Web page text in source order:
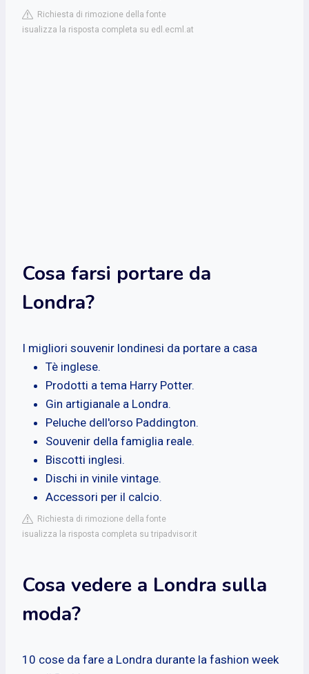
Richiesta di rimozione della fonte
isualizza la risposta completa su edl.ecml.at
Cosa farsi portare da
Londra?
I migliori souvenir londinesi da portare a casa
Tè inglese.
Prodotti a tema Harry Potter.
Gin artigianale a Londra.
Peluche dell'orso Paddington.
Souvenir della famiglia reale.
Biscotti inglesi.
Dischi in vinile vintage.
Accessori per il calcio.
Richiesta di rimozione della fonte
isualizza la risposta completa su tripadvisor.it
Cosa vedere a Londra sulla
moda?
10 cose da fare a Londra durante la fashion week